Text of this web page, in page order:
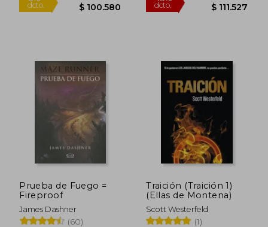
$ 91.585 6%
dcto.
Rápido
Prueba de Fuego =
Fireproof
James Dashner
(60)
Traición (Traición 1)
(Ellas de Montena)
Scott Westerfeld
(1)